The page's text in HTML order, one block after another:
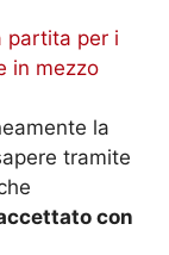
partita per i
in mezzo
la
tramite
con